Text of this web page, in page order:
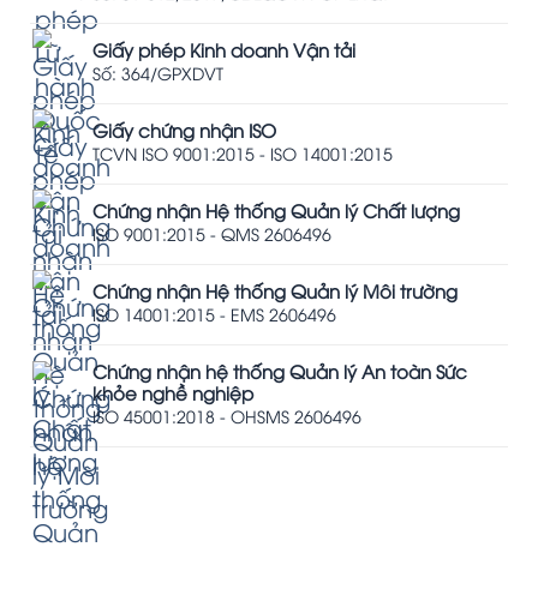
Giấy phép Kinh doanh Vận tải
Số: 364/GPXDVT
Giấy chứng nhận ISO
TCVN ISO 9001:2015 - ISO 14001:2015
Chứng nhận Hệ thống Quản lý Chất lượng
ISO 9001:2015 - QMS 2606496
Chứng nhận Hệ thống Quản lý Môi trường
ISO 14001:2015 - EMS 2606496
Chứng nhận hệ thống Quản lý An toàn Sức
khỏe nghề nghiệp
ISO 45001:2018 - OHSMS 2606496